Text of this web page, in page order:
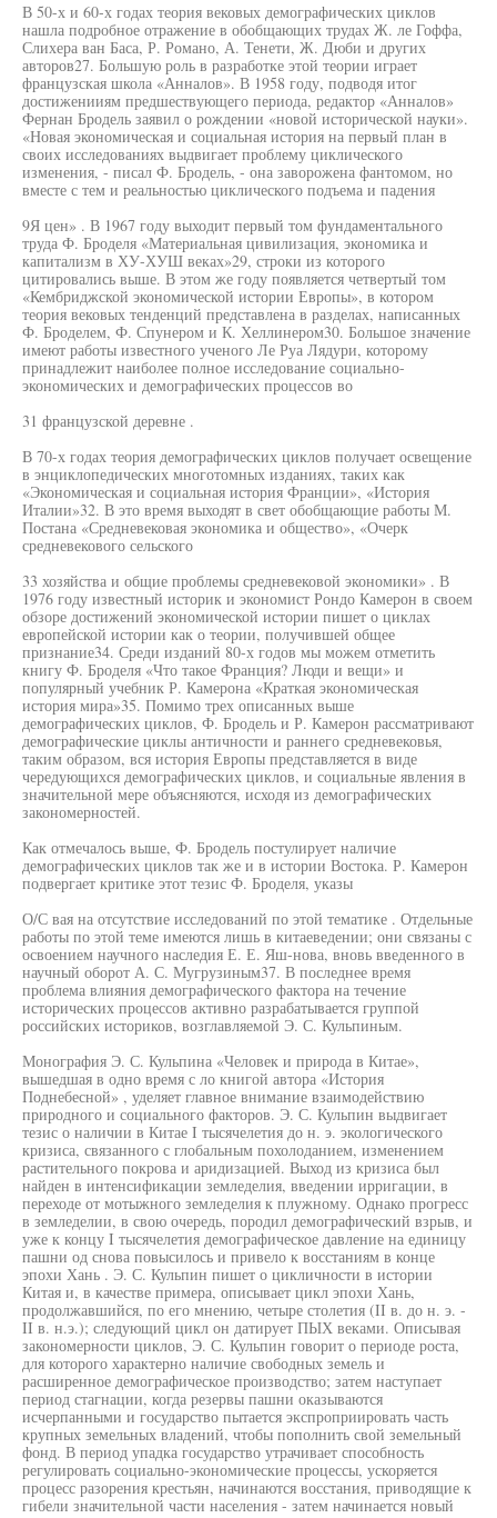
В 50-х и 60-х годах теория вековых демографических циклов
нашла подробное отражение в обобщающих трудах Ж. ле Гоффа,
Слихера ван Баса, Р. Романо, А. Тенети, Ж. Дюби и других
авторов27. Большую роль в разработке этой теории играет
французская школа «Анналов». В 1958 году, подводя итог
достиженииям предшествующего периода, редактор «Анналов»
Фернан Бродель заявил о рождении «новой исторической науки».
«Новая экономическая и социальная история на первый план в
своих исследованиях выдвигает проблему циклического
изменения, - писал Ф. Бродель, - она заворожена фантомом, но
вместе с тем и реальностью циклического подъема и падения
9Я цен» . В 1967 году выходит первый том фундаментального
труда Ф. Броделя «Материальная цивилизация, экономика и
капитализм в ХУ-ХУШ веках»29, строки из которого
цитировались выше. В этом же году появляется четвертый том
«Кембриджской экономической истории Европы», в котором
теория вековых тенденций представлена в разделах, написанных
Ф. Броделем, Ф. Спунером и К. Хеллинером30. Большое значение
имеют работы известного ученого Ле Руа Лядури, которому
принадлежит наиболее полное исследование социально-
экономических и демографических процессов во
31 французской деревне .
В 70-х годах теория демографических циклов получает освещение
в энциклопедических многотомных изданиях, таких как
«Экономическая и социальная история Франции», «История
Италии»32. В это время выходят в свет обобщающие работы М.
Постана «Средневековая экономика и общество», «Очерк
средневекового сельского
33 хозяйства и общие проблемы средневековой экономики» . В
1976 году известный историк и экономист Рондо Камерон в своем
обзоре достижений экономической истории пишет о циклах
европейской истории как о теории, получившей общее
признание34. Среди изданий 80-х годов мы можем отметить
книгу Ф. Броделя «Что такое Франция? Люди и вещи» и
популярный учебник Р. Камерона «Краткая экономическая
история мира»35. Помимо трех описанных выше
демографических циклов, Ф. Бродель и Р. Камерон рассматривают
демографические циклы античности и раннего средневековья,
таким образом, вся история Европы представляется в виде
чередующихся демографических циклов, и социальные явления в
значительной мере объясняются, исходя из демографических
закономерностей.
Как отмечалось выше, Ф. Бродель постулирует наличие
демографических циклов так же и в истории Востока. Р. Камерон
подвергает критике этот тезис Ф. Броделя, указы
О/С вая на отсутствие исследований по этой тематике . Отдельные
работы по этой теме имеются лишь в китаеведении; они связаны с
освоением научного наследия Е. Е. Яш-нова, вновь введенного в
научный оборот А. С. Мугрузиным37. В последнее время
проблема влияния демографического фактора на течение
исторических процессов активно разрабатывается группой
российских историков, возглавляемой Э. С. Кульпиным.
Монография Э. С. Кульпина «Человек и природа в Китае»,
вышедшая в одно время с ло книгой автора «История
Поднебесной» , уделяет главное внимание взаимодействию
природного и социального факторов. Э. С. Кульпин выдвигает
тезис о наличии в Китае I тысячелетия до н. э. экологического
кризиса, связанного с глобальным похолоданием, изменением
растительного покрова и аридизацией. Выход из кризиса был
найден в интенсификации земледелия, введении ирригации, в
переходе от мотыжного земледелия к плужному. Однако прогресс
в земледелии, в свою очередь, породил демографический взрыв, и
уже к концу I тысячелетия демографическое давление на единицу
пашни од снова повысилось и привело к восстаниям в конце
эпохи Хань . Э. С. Кульпин пишет о цикличности в истории
Китая и, в качестве примера, описывает цикл эпохи Хань,
продолжавшийся, по его мнению, четыре столетия (II в. до н. э. -
II в. н.э.); следующий цикл он датирует ПЫХ веками. Описывая
закономерности циклов, Э. С. Кульпин говорит о периоде роста,
для которого характерно наличие свободных земель и
расширенное демографическое производство; затем наступает
период стагнации, когда резервы пашни оказываются
исчерпанными и государство пытается экспроприировать часть
крупных земельных владений, чтобы пополнить свой земельный
фонд. В период упадка государство утрачивает способность
регулировать социально-экономические процессы, ускоряется
процесс разорения крестьян, начинаются восстания, приводящие к
гибели значительной части населения - затем начинается новый